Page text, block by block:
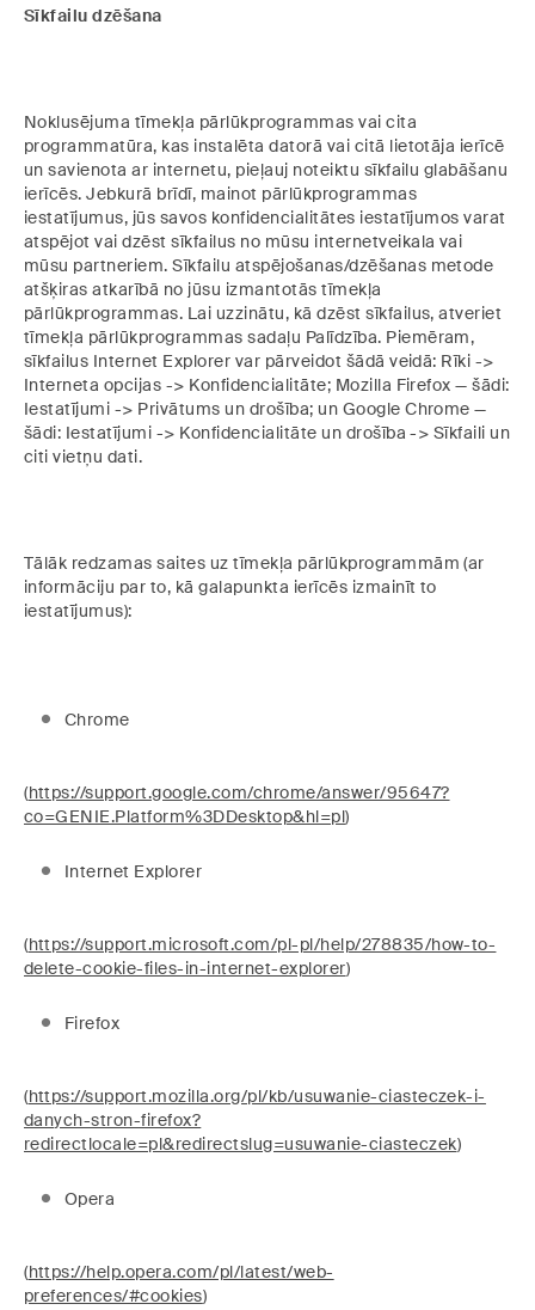
Sīkfailu dzēšana
Noklusējuma tīmekļa pārlūkprogrammas vai cita
programmatūra, kas instalēta datorā vai citā lietotāja ierīcē
un savienota ar internetu, pieļauj noteiktu sīkfailu glabāšanu
ierīcēs. Jebkurā brīdī, mainot pārlūkprogrammas
iestatījumus, jūs savos konfidencialitātes iestatījumos varat
atspējot vai dzēst sīkfailus no mūsu internetveikala vai
mūsu partneriem. Sīkfailu atspējošanas/dzēšanas metode
atšķiras atkarībā no jūsu izmantotās tīmekļa
pārlūkprogrammas. Lai uzzinātu, kā dzēst sīkfailus, atveriet
tīmekļa pārlūkprogrammas sadaļu Palīdzība. Piemēram,
sīkfailus Internet Explorer var pārveidot šādā veidā: Rīki ->
Interneta opcijas -> Konfidencialitāte; Mozilla Firefox — šādi:
Iestatījumi -> Privātums un drošība; un Google Chrome —
šādi: Iestatījumi -> Konfidencialitāte un drošība -> Sīkfaili un
citi vietņu dati.
Tālāk redzamas saites uz tīmekļa pārlūkprogrammām (ar
informāciju par to, kā galapunkta ierīcēs izmainīt to
iestatījumus):
Chrome
(https://support.google.com/chrome/answer/95647?
co=GENIE.Platform%3DDesktop&hl=pl)
Internet Explorer
(https://support.microsoft.com/pl-pl/help/278835/how-to-
delete-cookie-files-in-internet-explorer)
Firefox
(https://support.mozilla.org/pl/kb/usuwanie-ciasteczek-i-
danych-stron-firefox?
redirectlocale=pl&redirectslug=usuwanie-ciasteczek)
Opera
(https://help.opera.com/pl/latest/web-
preferences/#cookies)